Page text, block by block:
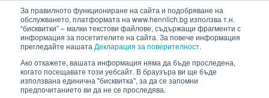
За правилното функциониране на сайта и подобряване на
обслужването, платформата на www.hennlich.bg използва т.н.
“бисквитки” – малки текстови файлове, съдържащи фрагменти с
информация за посетителите на сайта. За повече информация
прегледайте нашата Декларация за поверителност.
Ако откажете, вашата информация няма да бъде проследена,
когато посещавате този уебсайт. В браузъра ви ще бъде
използвана единична "бисквитка", за да се запомни
предпочитанието ви да не се проследява.
съдържание
HENNLICH.BG ПРОДУКТИ
УПЛЪТНИТЕЛИ
ХИДРАВЛИЧНИ УПЛЪТНИТЕЛИ